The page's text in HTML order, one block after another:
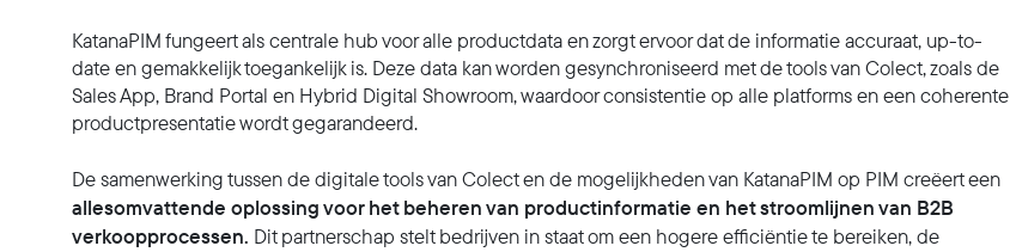
KatanaPIM fungeert als centrale hub voor alle productdata en zorgt ervoor dat de informatie accuraat, up-to-
date en gemakkelijk toegankelijk is. Deze data kan worden gesynchroniseerd met de tools van Colect, zoals de
Sales App, Brand Portal en Hybrid Digital Showroom, waardoor consistentie op alle platforms en een coherente
productpresentatie wordt gegarandeerd.
De samenwerking tussen de digitale tools van Colect en de mogelijkheden van KatanaPIM op PIM creëert een
allesomvattende oplossing voor het beheren van productinformatie en het stroomlijnen van B2B
verkoopprocessen. Dit partnerschap stelt bedrijven in staat om een hogere efficiëntie te bereiken, de